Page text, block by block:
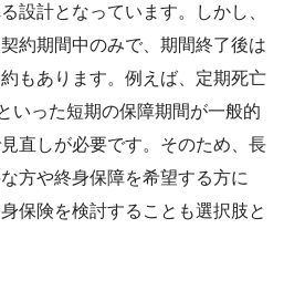
設計となっています。しかし、
約期間中のみで、期間終了後は
もあります。例えば、定期死亡
いった短期の保障期間が一般的
直しが必要です。そのため、長
方や終身保障を希望する方に
保険を検討することも選択肢と